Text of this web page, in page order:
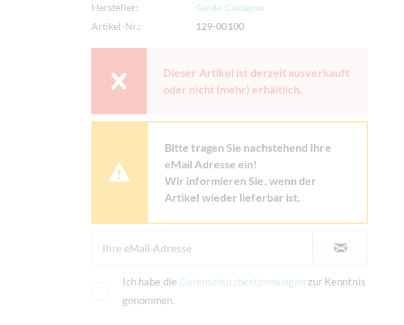
Hersteller:
Guido Castagna
Artikel-Nr.:
129-00100
Dieser Artikel ist derzeit ausverkauft
oder nicht (mehr) erhältlich.
Bitte tragen Sie nachstehend Ihre
eMail Adresse ein!
Wir informieren Sie, wenn der
Artikel wieder lieferbar ist.
Ich habe die Datenschutzbestimmungen zur Kenntnis
genommen.